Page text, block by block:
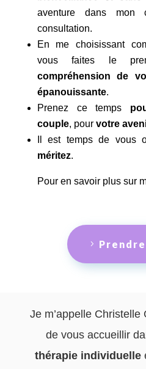
aventure dans
consultation.
En me choisissant
vous faites le
compréhension de
épanouissante.
Prenez ce temps
couple, pour votre
Il est temps de vous
méritez.
Pour en savoir plus sur
Prendre
Je m’appelle
de vous accueillir
thérapie individuelle